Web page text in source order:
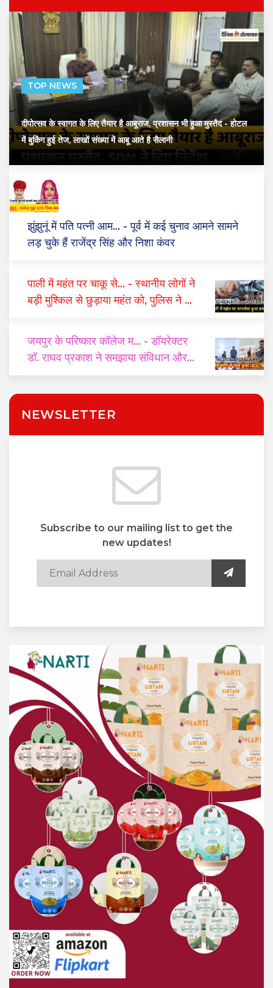
TOP NEWS
दीपोत्सव के स्वागत के लिए तैयार है आबूराज, प्रशासन भी हुआ मुस्तैद- होटल
में बुकिंग हुई तेज, लाखों संख्या में आबू आते है सैलानी
झुंझुनूं में पति पत्नी आम... - पूर्व में कई चुनाव आमने सामने
लड़ चुके हैं राजेंद्र सिंह और निशा कंवर
पाली में महंत पर चाकू से... - स्थानीय लोगों ने
बड़ी मुश्किल से छुड़ाया महंत को, पुलिस ने दो
जयपुर के परिष्कार कॉलेज म... - डॉयरेक्टर
डॉ. राघव प्रकाश ने समझाया संविधान और
यूसीसी का महत्व
NEWSLETTER
Subscribe to our mailing list to get the
new updates!